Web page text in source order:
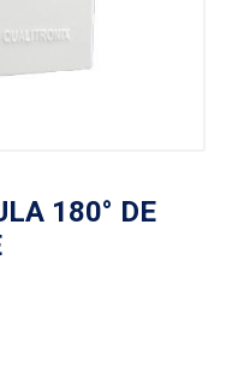
180° DE